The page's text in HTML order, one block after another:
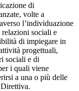
di
volte a
l’individuazione
sociali e
di impiegare in
progettuali,
sociali e di
i quali viene
a una o più delle